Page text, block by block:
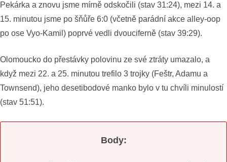
Pekárka a znovu jsme mírně odskočili (stav 31:24), mezi 14. a
15. minutou jsme po šňůře 6:0 (včetně parádní akce alley-oop
po ose Vyo-Kamil) poprvé vedli dvouciferně (stav 39:29).
Olomoucko do přestávky polovinu ze své ztráty umazalo, a
když mezi 22. a 25. minutou trefilo 3 trojky (Feštr, Adamu a
Townsend), jeho desetibodové manko bylo v tu chvíli minulostí
(stav 51:51).
Body: